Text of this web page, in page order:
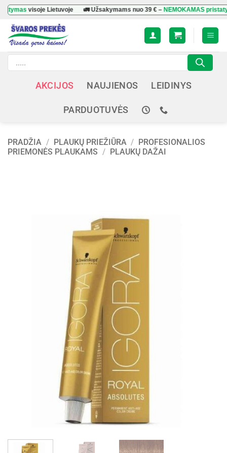
Skip
content
visoje Lietuvoje 🚛 Užsakymams nuo39 €–NEMOKAMAS pristatymas
Products
search
AKCIJOS NAUJIENOS LEIDINYS
PARDUOTUVĖS
PRADŽIA / PLAUKŲ PRIEŽIŪRA / PROFESIONALIOS
PRIEMONĖS PLAUKAMS / PLAUKŲ DAŽAI